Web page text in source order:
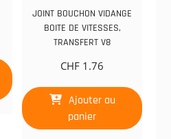
JOINT BOUCHON VIDANGE
BOITE DE VITESSES,
TRANSFERT V8
CHF 1.76
Ajouter au
panier